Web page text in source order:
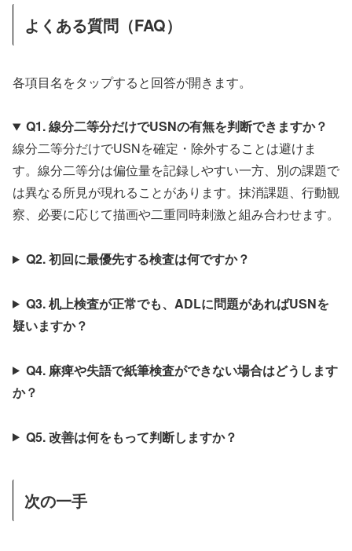
よくある質問（FAQ）
各項目名をタップすると回答が開きます。
Q1. 線分二等分だけでUSNの有無を判断できますか？
線分二等分だけでUSNを確定・除外することは避けま
す。線分二等分は偏位量を記録しやすい一方、別の課題で
は異なる所見が現れることがあります。抹消課題、行動観
察、必要に応じて描画や二重同時刺激と組み合わせます。
Q2. 初回に最優先する検査は何ですか？
Q3. 机上検査が正常でも、ADLに問題があればUSNを
疑いますか？
Q4. 麻痺や失語で紙筆検査ができない場合はどうします
か？
Q5. 改善は何をもって判断しますか？
次の一手